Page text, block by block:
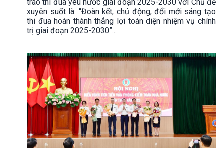
xuyên suốt là: “Đoàn kết, chủ động, đổi mới sáng tạo
thi đua hoàn thành thắng lợi toàn diện nhiệm vụ chính
trị giai đoạn 2025-2030”...